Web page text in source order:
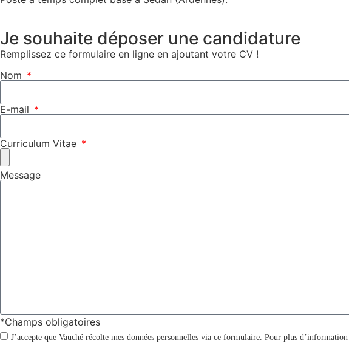
Je souhaite déposer une candidature
Remplissez ce formulaire en ligne en ajoutant votre CV !
Nom
E-mail
Curriculum Vitae
Message
*Champs obligatoires
J’accepte que Vauché récolte mes données personnelles via ce formulaire. Pour plus